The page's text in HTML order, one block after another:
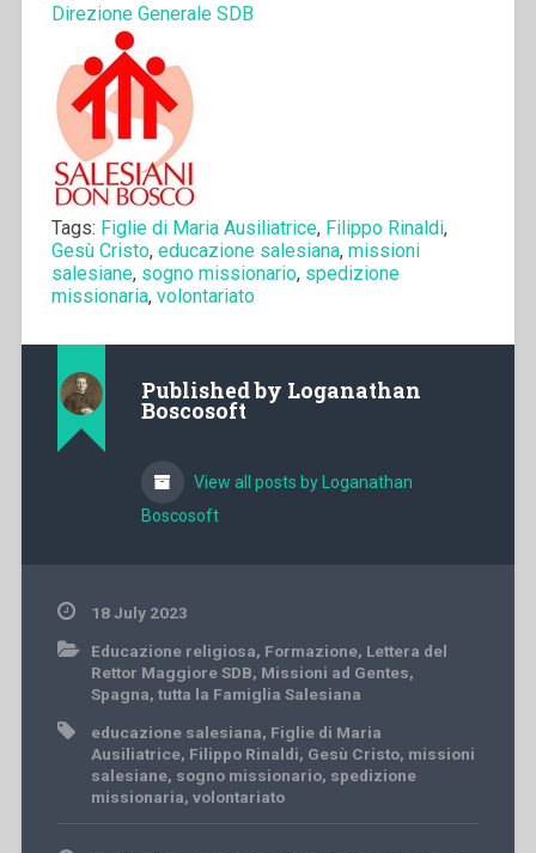
Direzione Generale SDB
Tags: Figlie di Maria Ausiliatrice, Filippo Rinaldi,
Gesù Cristo, educazione salesiana, missioni
salesiane, sogno missionario, spedizione
missionaria, volontariato
Published by Loganathan
Boscosoft
View all posts by Loganathan
Boscosoft
18 July 2023
Educazione religiosa, Formazione, Lettera del
Rettor Maggiore SDB, Missioni ad Gentes,
Spagna, tutta la Famiglia Salesiana
educazione salesiana, Figlie di Maria
Ausiliatrice, Filippo Rinaldi, Gesù Cristo, missioni
salesiane, sogno missionario, spedizione
missionaria, volontariato